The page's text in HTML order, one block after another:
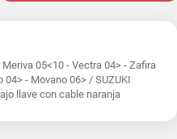
05<10 - Vectra 04> - Zafira
04> - Movano 06> / SUZUKI
llave con cable naranja